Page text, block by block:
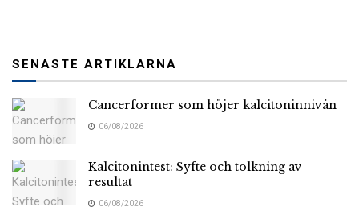
SENASTE ARTIKLARNA
Cancerformer som höjer kalcitoninnivån
06/08/2026
Kalcitonintest: Syfte och tolkning av
resultat
06/08/2026